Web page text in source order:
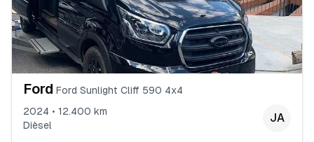
Ford Ford Sunlight Cliff 590 4x4
2024 • 12.400 km
Dièsel
JA